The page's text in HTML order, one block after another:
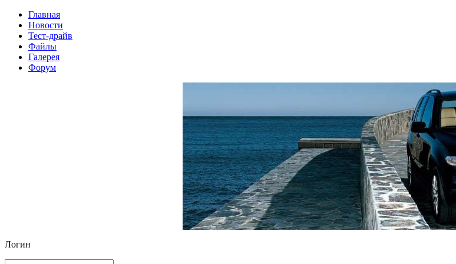
Главная
Новости
Тест-драйв
Файлы
Галерея
Форум
Логин